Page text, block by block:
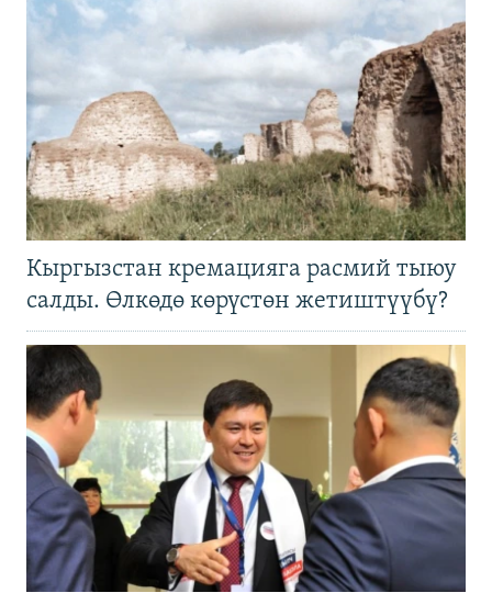
Кыргызстан кремацияга расмий тыюу
салды. Өлкөдө көрүстөн жетиштүүбү?